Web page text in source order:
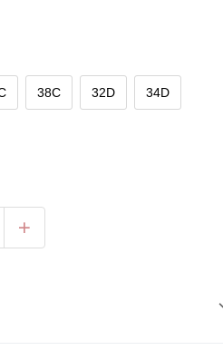
38C 32D 34D